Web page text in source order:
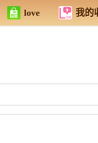
love 我的